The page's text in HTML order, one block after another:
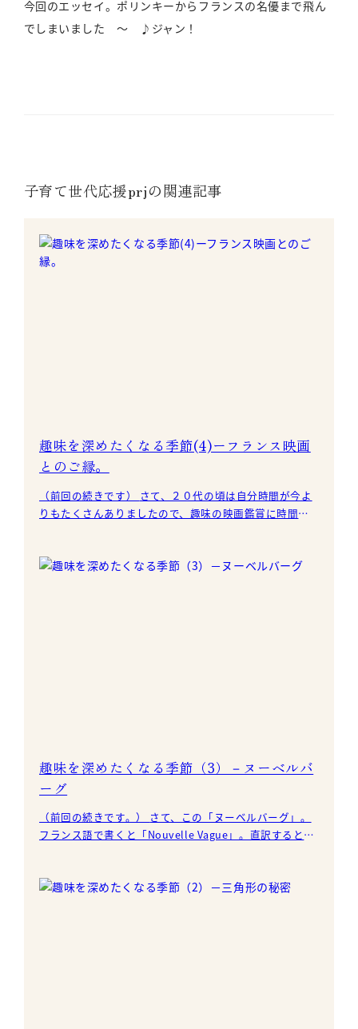
今回のエッセイ。ポリンキーからフランスの名優まで飛ん
でしまいました ～ ♪ジャン！
子育て世代応援prjの関連記事
趣味を深めたくなる季節(4)ーフランス映画
とのご縁。
（前回の続きです） さて、２０代の頃は自分時間が今よ
りもたくさんありましたので、趣味の映画鑑賞に時間を
趣味を深めたくなる季節（3）－ヌーベルバ
ーグ
（前回の続きです。） さて、この「ヌーベルバーグ」。
フランス語で書くと「Nouvelle Vague」。直訳すると